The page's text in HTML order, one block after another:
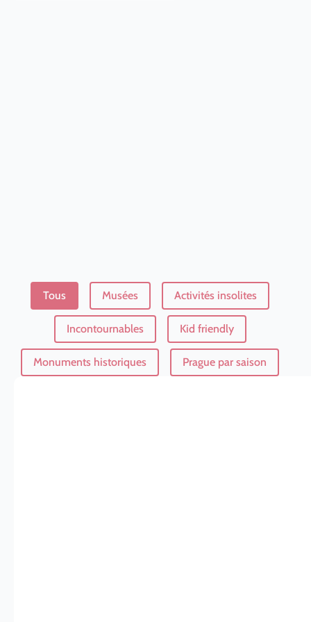
VisiterTous Musées Activités insolites
Incontournables Kid friendly
Monuments historiques Prague par saison